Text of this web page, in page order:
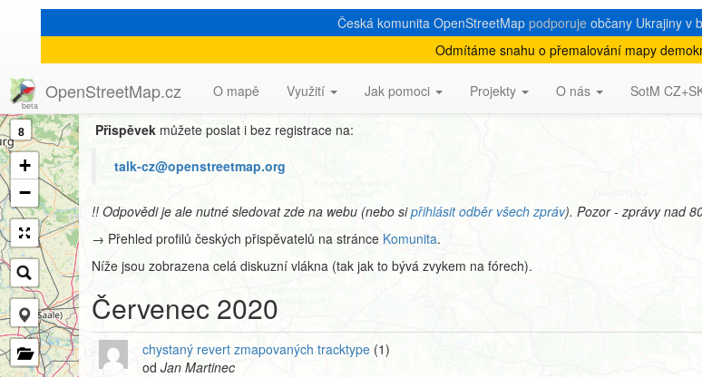
Česká komunita OpenStreetMap podporuje občany Ukrajiny v
Odmítáme snahu o přemalování mapy
OpenStreetMap.cz O mapě Využití Jak pomoci Projekty O nás SotM
8
+
−
Archiv mailové konference talk-cz
Přispěvek můžete poslat i bez registrace na:
talk-cz@openstreetmap.org
!! Odpovědi je ale nutné sledovat zde na webu (nebo sipřihlásit odběr všech zpráv). Pozor - zprávy nad
→ Přehled profilů českých přispěvatelů na stránce Komunita.
Níže jsou zobrazena celá diskuzní vlákna (tak jak to bývá zvykem na fórech).
Červenec 2020
chystaný revert zmapovaných tracktype (1)
od Jan Martinec